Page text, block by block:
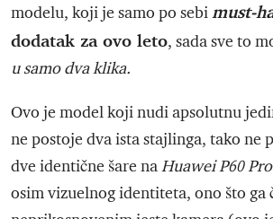
modelu, koji je samo po sebimust-
dodatak za ovo leto, sada sve to
u samo dva klika.
Ovo je model koji nudi apsolutnu
ne postoje dva ista stajlinga, tako ne
dve identične šare naHuawei P60
osim vizuelnog identiteta, ono što ga